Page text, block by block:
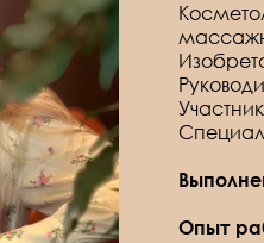
Опыт